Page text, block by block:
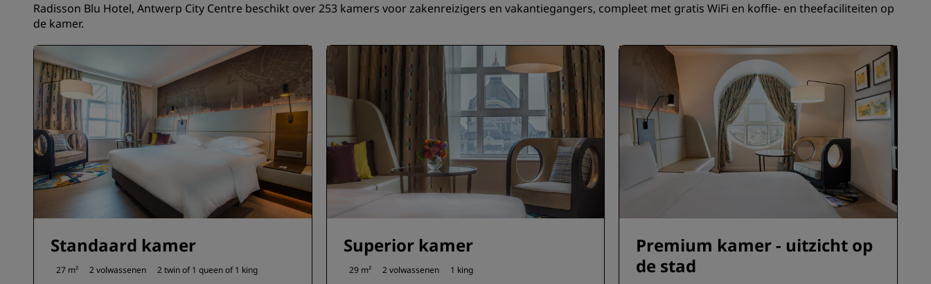
Radisson Blu Hotel, Antwerp City Centre beschikt over 253 kamers voor zakenreizigers en vakantiegangers, compleet met gratis WiFi en koffie- en theefaciliteiten op
de kamer.
Standaard kamer
27 m² 2 volwassenen 2 twin of1 queen of1 king
Superior kamer
29 m² 2 volwassenen 1 king
Premium kamer - uitzicht op
de stad